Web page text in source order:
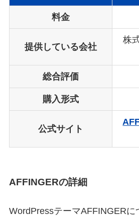
料金
提供している会社
株
総合評価
購入形式
公式サイト
AFFINGERの詳細
WordPressテーマAFFINGERに